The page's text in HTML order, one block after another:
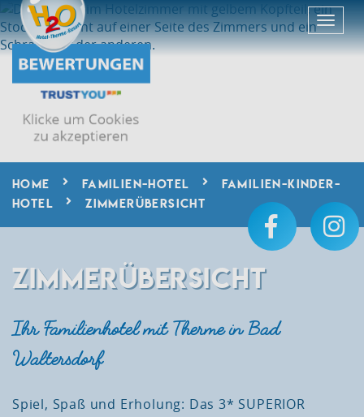
HOME FAMILIEN-HOTEL
FAMILIEN-KINDER-
HOTEL
ZIMMERÜBERSICHT
ZIMMERÜBERSICHT
Ihr Familienhotel mit Therme in Bad
Waltersdorf
Spiel, Spaß und Erholung: Das 3* SUPERIOR